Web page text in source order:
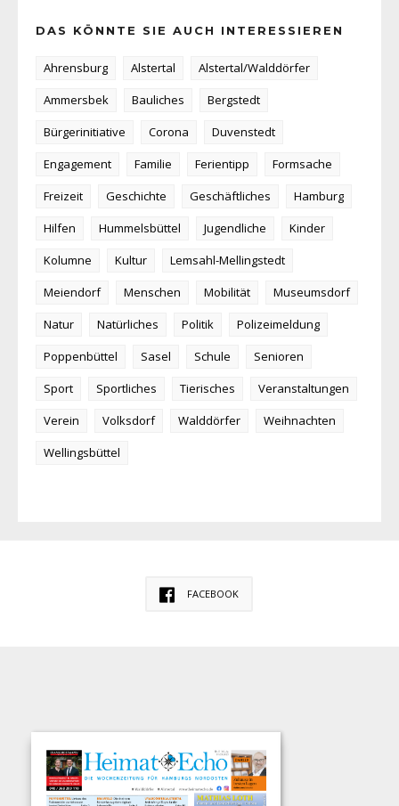
DAS KÖNNTE SIE AUCH INTERESSIEREN
Ahrensburg Alstertal
Alstertal/Walddörfer
Ammersbek
Bauliches
Bergstedt
Bürgerinitiative
Corona
Duvenstedt
Engagement
Familie Ferientipp
Formsache
Freizeit
Geschichte Geschäftliches
Hamburg
Hilfen
Hummelsbüttel Jugendliche
Kinder
Kolumne
Kultur
Lemsahl-Mellingstedt
Meiendorf
Menschen Mobilität
Museumsdorf
Natur
Natürliches Politik
Polizeimeldung
Poppenbüttel
Sasel Schule
Senioren
Sport
Sportliches Tierisches
Veranstaltungen
Verein
Volksdorf Walddörfer
Weihnachten
Wellingsbüttel
FACEBOOK